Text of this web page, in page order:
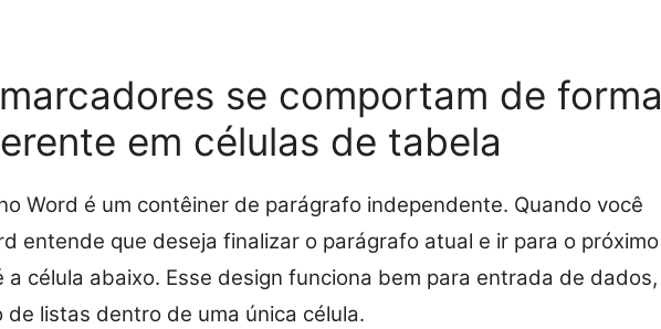
se comportam de forma
em células de tabela
Word é um contêiner de parágrafo independente. Quando você
entende que deseja finalizar o parágrafo atual e ir para o próximo
a célula abaixo. Esse design funciona bem para entrada de dados,
listas dentro de uma única célula.